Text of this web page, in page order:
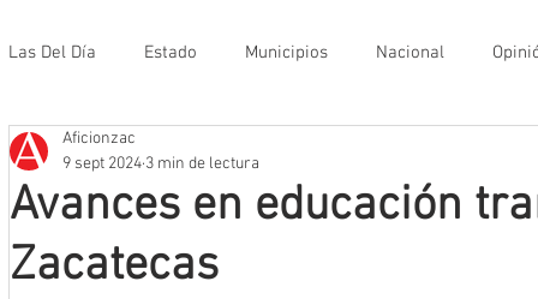
Las Del Día Estado Municipios Nacional
Que no se olvide
Mineros LNBP
Avances en educación
Zacatecas
Aficionzac
9 sept 2024 3 min de lectura